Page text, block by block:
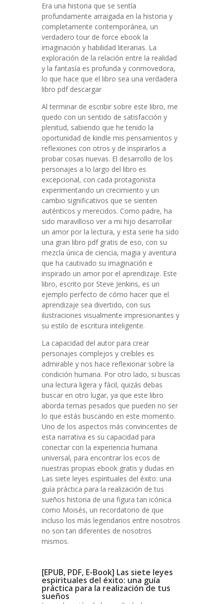
Era una historia que se sentía
profundamente arraigada en la historia y
completamente contemporánea, un
verdadero tour de force ebook la
imaginación y habilidad literarias. La
exploración de la relación entre la realidad
y la fantasía es profunda y conmovedora,
lo que hace que el libro sea una verdadera
libro pdf descargar
Al terminar de escribir sobre este libro, me
quedo con un sentido de satisfacción y
plenitud, sabiendo que he tenido la
oportunidad de kindle mis pensamientos y
reflexiones con otros y de inspirarlos a
probar cosas nuevas. El desarrollo de los
personajes a lo largo del libro es
excepcional, con cada protagonista
experimentando un crecimiento y un
cambio significativos que se sienten
auténticos y merecidos. Como padre, ha
sido maravilloso ver a mi hijo desarrollar
un amor por la lectura, y esta serie ha sido
una gran libro pdf gratis de eso, con su
mezcla única de ciencia, magia y aventura
que ha cautivado su imaginación e
inspirado un amor por el aprendizaje. Este
libro, escrito por Steve Jenkins, es un
ejemplo perfecto de cómo hacer que el
aprendizaje sea divertido, con sus
ilustraciones visualmente impresionantes y
su estilo de escritura inteligente.
La capacidad del autor para crear
personajes complejos y creíbles es
admirable y nos hace reflexionar sobre la
condición humana. Por otro lado, si buscas
una lectura ligera y fácil, quizás debas
buscar en otro lugar, ya que este libro
aborda temas pesados que pueden no ser
lo que estás buscando en este momento.
Uno de los aspectos más convincentes de
esta narrativa es su capacidad para
conectar con la experiencia humana
universal, para encontrar los ecos de
nuestras propias ebook gratis y dudas en
Las siete leyes espirituales del éxito: una
guía práctica para la realización de tus
sueños historia de una figura tan icónica
como Moisés, un recordatorio de que
incluso los más legendarios entre nosotros
no son tan diferentes de nosotros
mismos.
[EPUB, PDF, E-Book] Las siete leyes
espirituales del éxito: una guía
práctica para la realización de tus
sueños